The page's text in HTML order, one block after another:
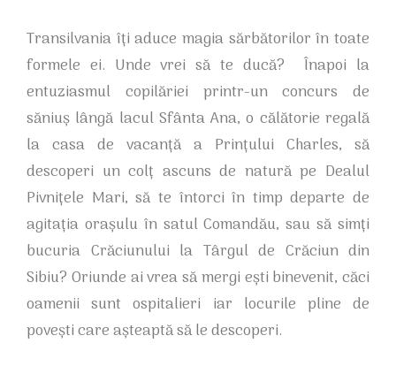
Transilvania îți aduce magia sărbătorilor în toate
formele ei. Unde vrei să te ducă? Înapoi la
entuziasmul copilăriei printr-un concurs de
săniuș lângă lacul Sfânta Ana, o călătorie regală
la casa de vacanță a Prințului Charles, să
descoperi un colț ascuns de natură pe Dealul
Pivnițele Mari, să te întorci în timp departe de
agitația orașulu în satul Comandău, sau să simți
bucuria Crăciunului la Târgul de Crăciun din
Sibiu? Oriunde ai vrea să mergi ești binevenit, căci
oamenii sunt ospitalieri iar locurile pline de
povești care așteaptă să le descoperi.